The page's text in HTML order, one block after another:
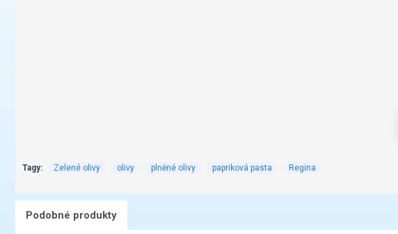
Tagy: Zelené olivy olivy plněné olivy papriková pasta Regina
Podobné produkty